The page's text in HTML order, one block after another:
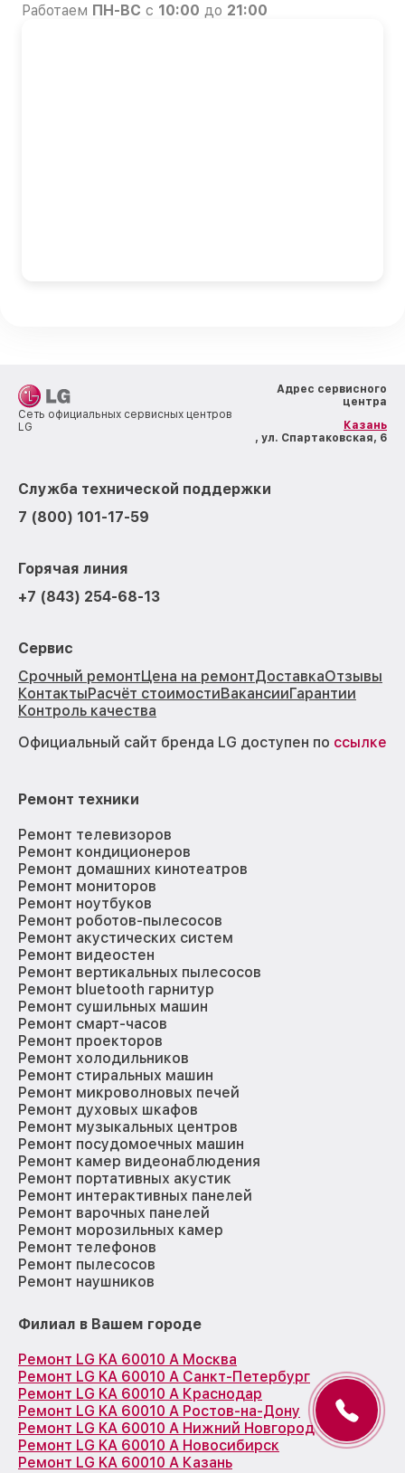
Работаем ПН-ВС с 10:00 до 21:00
Сеть официальных сервисных центров
LG
Адрес сервисного
центра
Казань
, ул. Спартаковская, 6
Служба технической поддержки
7 (800) 101-17-59
Горячая линия
+7 (843) 254-68-13
Сервис
Срочный ремонтЦена на ремонтДоставкаОтзывы
КонтактыРасчёт стоимостиВакансииГарантии
Контроль качества
Официальный сайт бренда LG доступен по ссылке
Ремонт техники
Ремонт телевизоров
Ремонт кондиционеров
Ремонт домашних кинотеатров
Ремонт мониторов
Ремонт ноутбуков
Ремонт роботов-пылесосов
Ремонт акустических систем
Ремонт видеостен
Ремонт вертикальных пылесосов
Ремонт bluetooth гарнитур
Ремонт сушильных машин
Ремонт смарт-часов
Ремонт проекторов
Ремонт холодильников
Ремонт стиральных машин
Ремонт микроволновых печей
Ремонт духовых шкафов
Ремонт музыкальных центров
Ремонт посудомоечных машин
Ремонт камер видеонаблюдения
Ремонт портативных акустик
Ремонт интерактивных панелей
Ремонт варочных панелей
Ремонт морозильных камер
Ремонт телефонов
Ремонт пылесосов
Ремонт наушников
Филиал в Вашем городе
Ремонт LG KA 60010 A Москва
Ремонт LG KA 60010 A Санкт-Петербург
Ремонт LG KA 60010 A Краснодар
Ремонт LG KA 60010 A Ростов-на-Дону
Ремонт LG KA 60010 A Нижний Новгород
Ремонт LG KA 60010 A Новосибирск
Ремонт LG KA 60010 A Казань